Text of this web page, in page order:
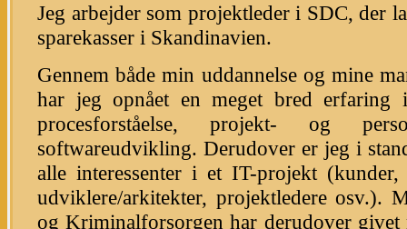
Jeg arbejder som projektleder i SDC, der
sparekasser i Skandinavien.
Gennem både min uddannelse og mine
har jeg opnået en meget bred erfaring
procesforståelse, projekt- og
softwareudvikling. Derudover er jeg i
alle interessenter i et IT-projekt (kunder,
udviklere/arkitekter, projektledere osv.).
og Kriminalforsorgen har derudover